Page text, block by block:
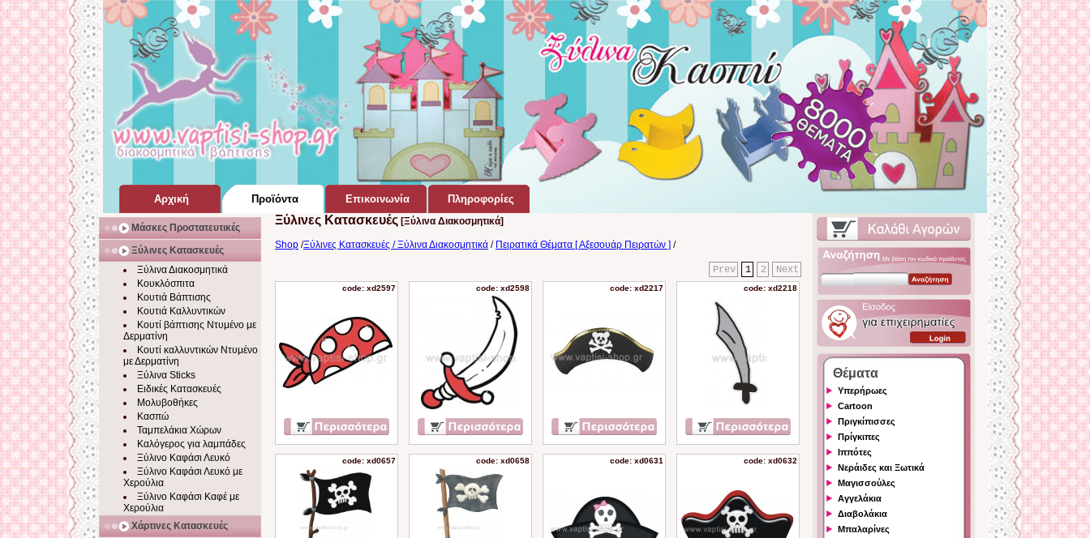
Αρχική
Σελίδα Home Page
Προϊόντα
για Βάπτιση
Επικοινωνία Πληροφορίες
Μάσκες Προστατευτικές
Ξύλινες Κατασκευές
Ξύλινα Διακοσμητικά
Κουκλόσπιτα
Κουτιά Βάπτισης
Κουτιά Καλλυντικών
Κουτί βάπτισης Ντυμένο με
Δερματίνη
Κουτί καλλυντικών Ντυμένο
με Δερματίνη
Ξύλινα Sticks
Ειδικές Κατασκευές
Μολυβοθήκες
Κασπώ
Ταμπελάκια Χώρων
Καλόγερος για λαμπάδες
Ξύλινο Καφάσι Λευκό
Ξύλινο Καφάσι Λευκό με
Χερούλια
Ξύλινο Καφάσι Καφέ με
Χερούλια
Χάρτινες Κατασκευές
Ξύλινες Κατασκευές [Ξύλινα Διακοσμητικά]
Shop /Ξύλινες Κατασκευές / Ξύλινα Διακοσμητικά / Πειρατικά Θέματα [ Αξεσουάρ Πειρατών ] /
Next
2
1
Prev
code: xd2597 code: xd2598 code: xd2217 code: xd2218
code: xd0657 code: xd0658 code: xd0631 code: xd0632
Θέματα
Υπερήρωες
Cartoon
Πριγκίπισσες
Πρίγκιπες
Ιππότες
Νεράιδες και Ξωτικά
Μαγισσούλες
Αγγελάκια
Διαβολάκια
Μπαλαρίνες